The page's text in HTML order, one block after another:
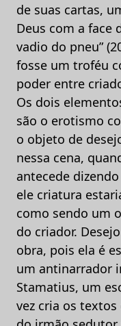
de suas cartas,
Deus com a face
vadio do pneu”
fosse um troféu
poder entre
Os dois
são o erotismo
o objeto de
nessa cena,
antecede
ele criatura
como sendo um
do criador.
obra, pois ela é
um antinarrador
Stamatius, um
vez cria os